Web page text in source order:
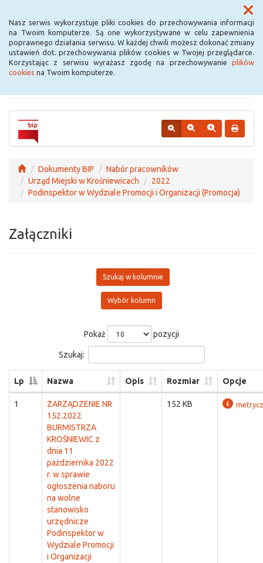
Nasz serwis wykorzystuje pliki cookies do przechowywania informacji
na Twoim komputerze. Są one wykorzystywane w celu zapewnienia
poprawnego działania serwisu. W każdej chwili możesz dokonać zmiany
ustawień dot. przechowywania plików cookies w Twojej przeglądarce.
Korzystając z serwisu wyrażasz zgodę na przechowywanie plików
cookies na Twoim komputerze.
Menu
Urząd Miejski w
Krośniewicach
Dokumenty BIP
Nabór pracowników
Urząd Miejski w Krośniewicach
2022
Podinspektor w Wydziale Promocji i Organizacji (Promocja)
Załączniki
Szukaj w kolumnie
Wybór kolumn
Pokaż pozycji
Szukaj:
Lp Nazwa Opis Rozmiar Opcje
1
ZARZĄDZENIE NR
152.2022
BURMISTRZA
KROŚNIEWIC z
dnia 11
października 2022
r. w sprawie
ogłoszenia naboru
na wolne
stanowisko
urzędnicze
Podinspektor w
Wydziale Promocji
i Organizacji
152 KB